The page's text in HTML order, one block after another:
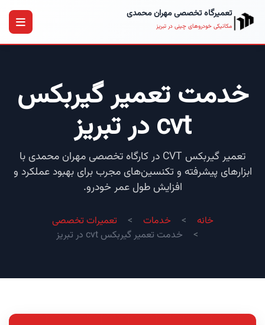
تعمیرگاه تخصصی مهران محمدی
مکانیکی خودروهای چینی در تبریز
خدمت تعمیر گیربکس
cvt در تبریز
تعمیر گیربکس CVT در کارگاه تخصصی مهران محمدی با
ابزارهای پیشرفته و تکنسین‌های مجرب برای بهبود عملکرد و
افزایش طول عمر خودرو.
خانه خدمات
تعمیرات تخصصی
خدمت تعمیر گیربکس cvt در تبریز